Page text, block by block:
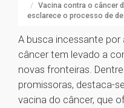
Vacina contra o câncer
esclarece o processo de
A busca incessante
câncer tem levado a
novas fronteiras.
promissoras, destaca-
vacina do câncer, que